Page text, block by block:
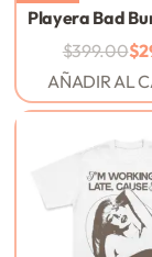
$399.00$
AÑADIR AL